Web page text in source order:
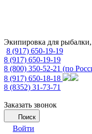
Экипировка для
8 (917) 650-19-19
8 (917) 650-19-19
8 (800) 350-52-21 (по
8 (917) 650-18-18
8 (8352) 31-73-71
Заказать звонок
Поиск
Войти